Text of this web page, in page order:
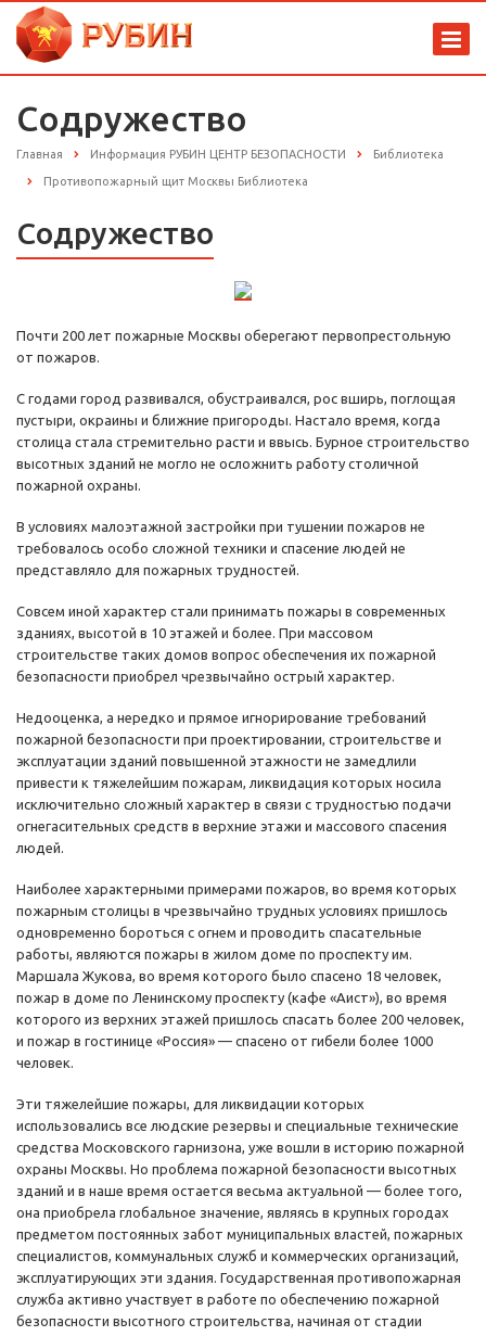
Содружество
Главная Информация РУБИН ЦЕНТР БЕЗОПАСНОСТИ Библиотека
Противопожарный щит Москвы Библиотека
Содружество
Почти 200 лет пожарные Москвы оберегают первопрестольную
от пожаров.
С годами город развивался, обустраивался, рос вширь, поглощая
пустыри, окраины и ближние пригороды. Настало время, когда
столица стала стремительно расти и ввысь. Бурное строительство
высотных зданий не могло не осложнить работу столичной
пожарной охраны.
В условиях малоэтажной застройки при тушении пожаров не
требовалось особо сложной техники и спасение людей не
представляло для пожарных трудностей.
Совсем иной характер стали принимать пожары в современных
зданиях, высотой в 10 этажей и более. При массовом
строительстве таких домов вопрос обеспечения их пожарной
безопасности приобрел чрезвычайно острый характер.
Недооценка, а нередко и прямое игнорирование требований
пожарной безопасности при проектировании, строительстве и
эксплуатации зданий повышенной этажности не замедлили
привести к тяжелейшим пожарам, ликвидация которых носила
исключительно сложный характер в связи с трудностью подачи
огнегасительных средств в верхние этажи и массового спасения
людей.
Наиболее характерными примерами пожаров, во время которых
пожарным столицы в чрезвычайно трудных условиях пришлось
одновременно бороться с огнем и проводить спасательные
работы, являются пожары в жилом доме по проспекту им.
Маршала Жукова, во время которого было спасено 18 человек,
пожар в доме по Ленинскому проспекту (кафе «Аист»), во время
которого из верхних этажей пришлось спасать более 200 человек,
и пожар в гостинице «Россия» — спасено от гибели более 1000
человек.
Эти тяжелейшие пожары, для ликвидации которых
использовались все людские резервы и специальные технические
средства Московского гарнизона, уже вошли в историю пожарной
охраны Москвы. Но проблема пожарной безопасности высотных
зданий и в наше время остается весьма актуальной — более того,
она приобрела глобальное значение, являясь в крупных городах
предметом постоянных забот муниципальных властей, пожарных
специалистов, коммунальных служб и коммерческих организаций,
эксплуатирующих эти здания. Государственная противопожарная
служба активно участвует в работе по обеспечению пожарной
безопасности высотного строительства, начиная от стадии